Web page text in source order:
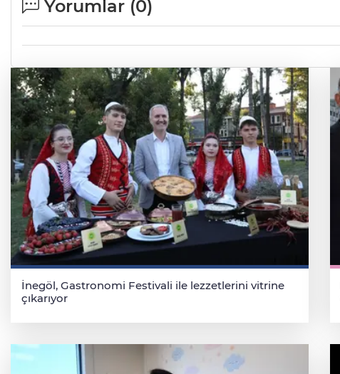
Yorumlar (0)
İnegöl, Gastronomi Festivali ile lezzetlerini vitrine
çıkarıyor